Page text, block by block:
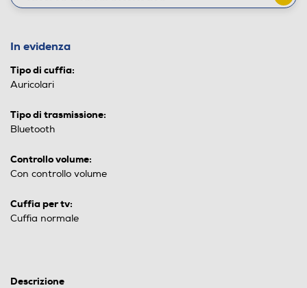
In evidenza
Tipo di cuffia:
Auricolari
Tipo di trasmissione:
Bluetooth
Controllo volume:
Con controllo volume
Cuffia per tv:
Cuffia normale
Descrizione